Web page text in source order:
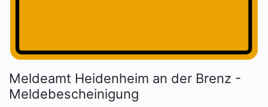
Meldeamt Heidenheim an der Brenz -
Meldebescheinigung